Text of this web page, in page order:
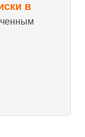
в